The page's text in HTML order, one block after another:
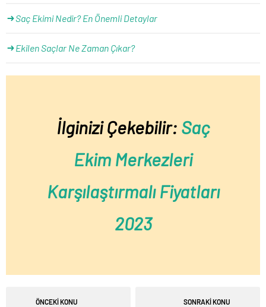
Saç Ekimi Nedir? En Önemli Detaylar
Ekilen Saçlar Ne Zaman Çıkar?
İlginizi Çekebilir: Saç
Ekim Merkezleri
Karşılaştırmalı Fiyatları
2023
ÖNCEKİ KONU SONRAKİ KONU